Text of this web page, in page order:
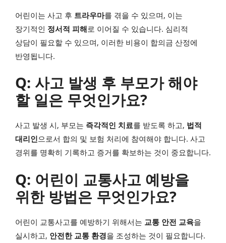
어린이는 사고 후 트라우마를 겪을 수 있으며, 이는
장기적인 정서적 피해로 이어질 수 있습니다. 심리적
상담이 필요할 수 있으며, 이러한 비용이 합의금 산정에
반영됩니다.
Q: 사고 발생 후 부모가 해야
할 일은 무엇인가요?
사고 발생 시, 부모는 즉각적인 치료를 받도록 하고, 법적
대리인으로서 합의 및 보험 처리에 참여해야 합니다. 사고
경위를 명확히 기록하고 증거를 확보하는 것이 중요합니다.
Q: 어린이 교통사고 예방을
위한 방법은 무엇인가요?
어린이 교통사고를 예방하기 위해서는 교통 안전 교육을
실시하고, 안전한 교통 환경을 조성하는 것이 필요합니다.